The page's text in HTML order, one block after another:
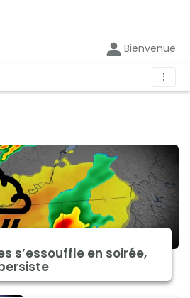
Bienvenue
⋮
s’essouffle en soirée,